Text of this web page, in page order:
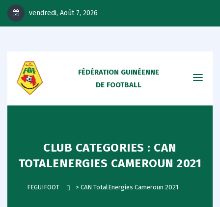
vendredi, Août 7, 2026
FÉDÉRATION GUINÉENNE
DE FOOTBALL
CLUB CATEGORIES : CAN
TOTALENERGIES CAMEROUN 2021
FEGUIFOOT > CAN TotalEnergies Cameroun 2021